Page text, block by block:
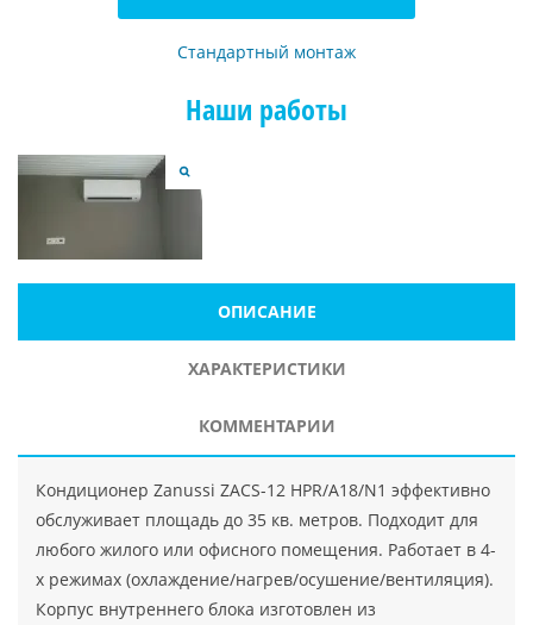
Стандартный монтаж
Наши работы
ОПИСАНИЕ
ХАРАКТЕРИСТИКИ
КОММЕНТАРИИ
Кондиционер Zanussi ZACS-12 HPR/A18/N1 эффективно
обслуживает площадь до 35 кв. метров. Подходит для
любого жилого или офисного помещения. Работает в 4-
х режимах (охлаждение/нагрев/осушение/вентиляция).
Корпус внутреннего блока изготовлен из